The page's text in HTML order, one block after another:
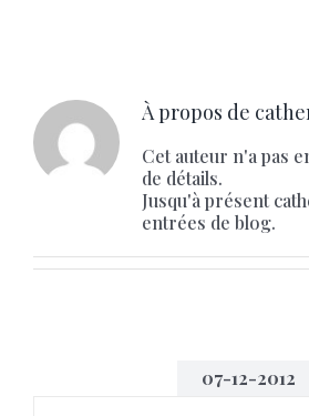
À propos de
Cet auteur n'a pas
de détails.
Jusqu'à présent
entrées de blog.
07-12-2012